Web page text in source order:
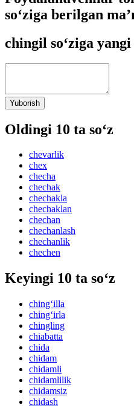
so‘ziga berilgan
chingil so‘ziga
Yuborish
Oldingi 10 ta so‘z
chevarlik
chex
checha
chechak
chechakla
chechaklan
chechan
chechanlash
chechanlik
chechen
Keyingi 10 ta so‘z
ching‘illa
ching‘irla
chingling
chiabatta
chida
chidam
chidamli
chidamlilik
chidamsiz
chidash